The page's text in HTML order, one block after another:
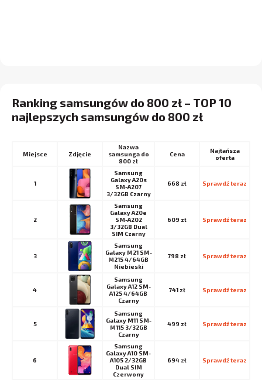
Ranking samsungów do 800 zł – TOP 10
najlepszych samsungów do 800 zł
Miejsce
Nazwa
samsunga do
800 zł
Cena
Najtańsza
oferta
1
Samsung
Galaxy A20s
SM-A207
3/32GB Czarny
668 zł Sprawdź teraz
2
Samsung
Galaxy A20e
SM-A202
3/32GB Dual
SIM Czarny
609 zł Sprawdź teraz
3
Samsung
Galaxy M21 SM-
M215 4/64GB
Niebieski
798 zł Sprawdź teraz
4
Samsung
Galaxy A12 SM-
A125 4/64GB
Czarny
741 zł Sprawdź teraz
5
Samsung
Galaxy M11 SM-
M115 3/32GB
Czarny
499 zł Sprawdź teraz
6
Samsung
Galaxy A10 SM-
A105 2/32GB
Dual SIM
Czerwony
694 zł Sprawdź teraz